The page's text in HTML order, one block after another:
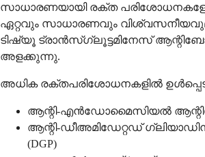
സാധാരണയായി രക്ത
ഏറ്റവും സാധാരണവും
ടിഷ്യൂ ട്രാൻസ്ഗ്ലൂട്ടമിനേസ്
അളക്കുന്നു.
അധിക രക്തപരിശോധനകളിൽ
ആന്റി-എൻഡോമൈസിയൽ
ആന്റി-ഡീഅമിഡേറ്റഡ്
(DGP)